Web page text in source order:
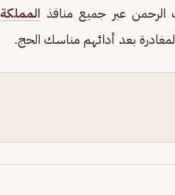
الرحمن عبر جميع منافذ المملكة
بعد أدائهم مناسك الحج.